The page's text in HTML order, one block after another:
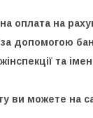
оплата на
допомогою
та
ви можете на